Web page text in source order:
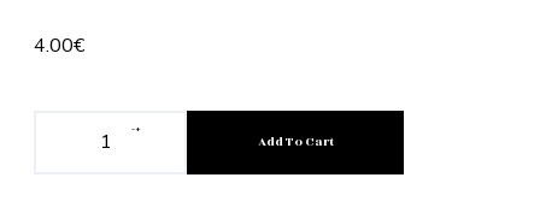
4.00€
-+
Add To Cart